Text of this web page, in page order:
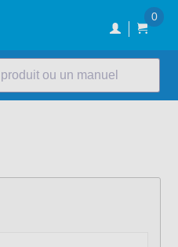
0
ou un manuel